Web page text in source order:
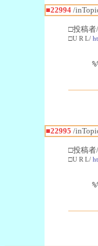
■22994/
□投稿者/
□U R L/
■22995 /
□投稿者/
□U R L/